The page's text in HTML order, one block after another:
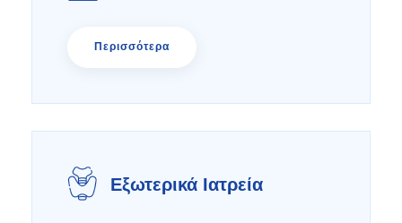
Περισσότερα
Εξωτερικά Ιατρεία